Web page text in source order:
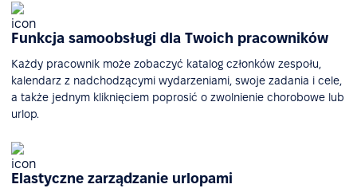
Funkcja samoobsługi dla Twoich pracowników
Każdy pracownik może zobaczyć katalog członków zespołu,
kalendarz z nadchodzącymi wydarzeniami, swoje zadania i cele,
a także jednym kliknięciem poprosić o zwolnienie chorobowe lub
urlop.
Elastyczne zarządzanie urlopami